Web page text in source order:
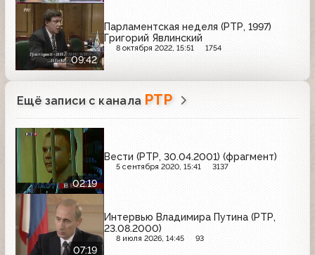
09:42
Парламентская неделя (РТР, 1997)
Григорий Явлинский
8 октября 2022, 15:51 1754
Ещё записи с канала РТР
02:19
Вести (РТР, 30.04.2001) (фрагмент)
5 сентября 2020, 15:41 3137
07:19
Интервью Владимира Путина (РТР,
23.08.2000)
8 июля 2026, 14:45 93